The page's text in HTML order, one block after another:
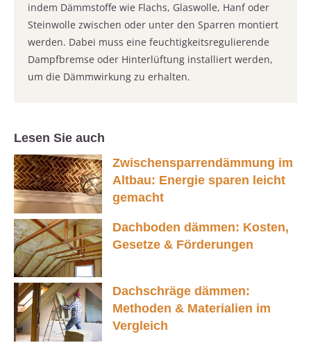
indem Dämmstoffe wie Flachs, Glaswolle, Hanf oder
Steinwolle zwischen oder unter den Sparren montiert
werden. Dabei muss eine feuchtigkeitsregulierende
Dampfbremse oder Hinterlüftung installiert werden,
um die Dämmwirkung zu erhalten.
Lesen Sie auch
Zwischensparrendämmung im
Altbau: Energie sparen leicht
gemacht
Dachboden dämmen: Kosten,
Gesetze & Förderungen
Dachschräge dämmen:
Methoden & Materialien im
Vergleich